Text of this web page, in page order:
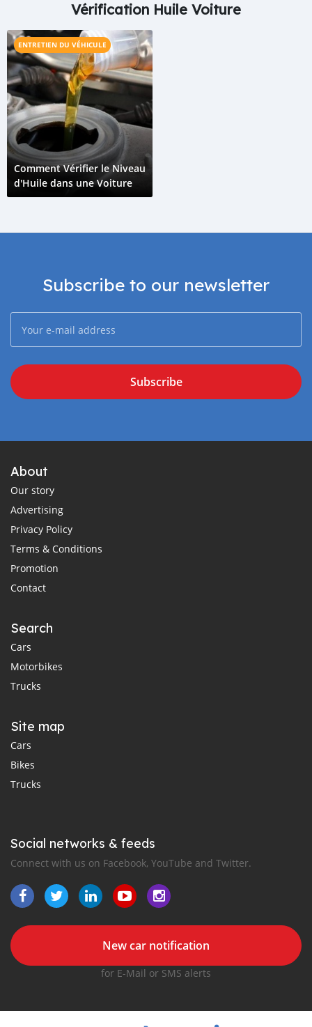
Vérification Huile Voiture
ENTRETIEN DU VÉHICULE
Comment Vérifier le Niveau
d'Huile dans une Voiture
Subscribe to our newsletter
Subscribe
About
Our story
Advertising
Privacy Policy
Terms & Conditions
Promotion
Contact
Search
Cars
Motorbikes
Trucks
Site map
Cars
Bikes
Trucks
Social networks & feeds
Connect with us on Facebook, YouTube and Twitter.
New car notification
for E-Mail or SMS alerts